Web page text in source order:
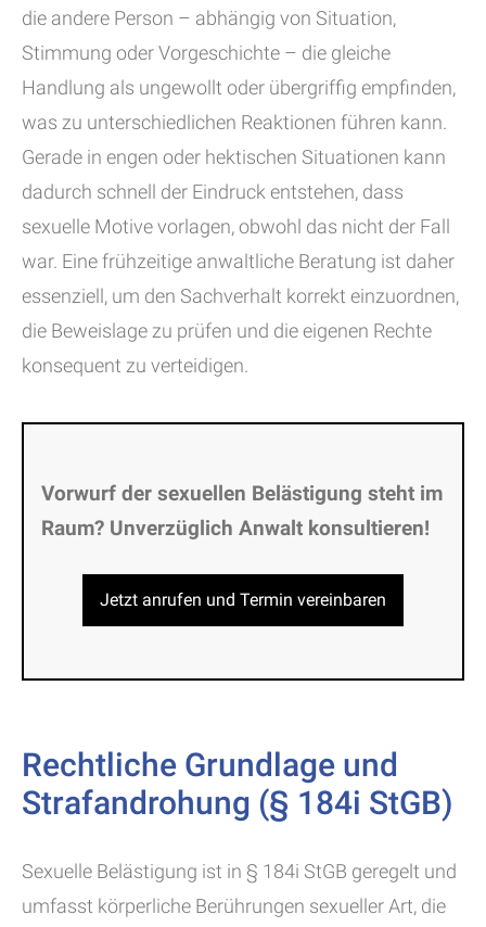
die andere Person – abhängig von Situation,
Stimmung oder Vorgeschichte – die gleiche
Handlung als ungewollt oder übergriffig empfinden,
was zu unterschiedlichen Reaktionen führen kann.
Gerade in engen oder hektischen Situationen kann
dadurch schnell der Eindruck entstehen, dass
sexuelle Motive vorlagen, obwohl das nicht der Fall
war. Eine frühzeitige anwaltliche Beratung ist daher
essenziell, um den Sachverhalt korrekt einzuordnen,
die Beweislage zu prüfen und die eigenen Rechte
konsequent zu verteidigen.
Vorwurf der sexuellen Belästigung steht im
Raum? Unverzüglich Anwalt konsultieren!
Jetzt anrufen und Termin vereinbaren
Rechtliche Grundlage und
Strafandrohung (§ 184i StGB)
Sexuelle Belästigung ist in § 184i StGB geregelt und
umfasst körperliche Berührungen sexueller Art, die